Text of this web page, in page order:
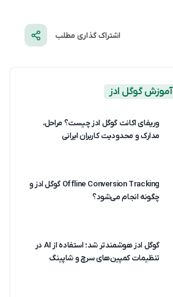
اشتراک گذاری مطلب
آموزش گوگل ادز
وریفای اکانت گوگل ادز چیست؟ مراحل،
مدارک و محدودیت کاربران ایرانی
Offline Conversion Tracking گوگل ادز و
چگونه انجام می‌شود؟
گوگل ادز هوشمندتر شد؛ استفاده از AI در
تنظیمات کمپین‌های سرچ و شاپینگ